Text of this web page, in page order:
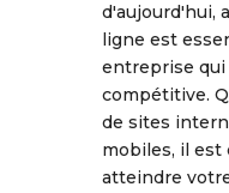
d'aujourd'hui,
ligne est
entreprise
compétitive.
de sites
mobiles, il est
atteindre